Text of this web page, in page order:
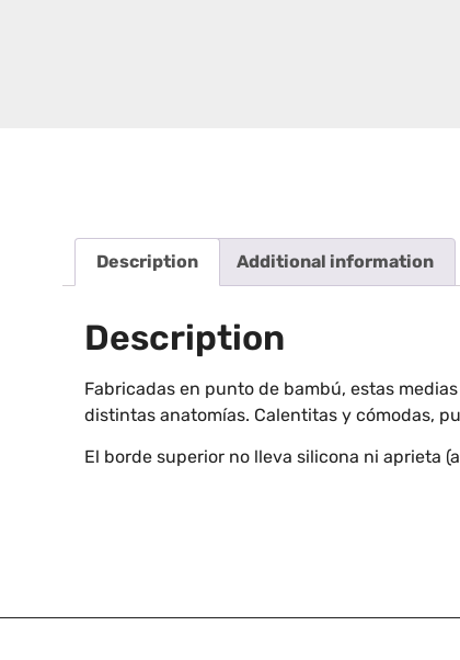
Description Additional information
Description
Fabricadas en punto de bambú, estas
distintas anatomías. Calentitas y cómodas,
El borde superior no lleva silicona ni aprieta